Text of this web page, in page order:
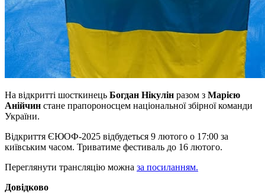
На відкритті шосткинець Богдан Нікулін разом з Марією
Анійчин стане прапороносцем національної збірної команди
України.
Відкриття ЄЮОФ-2025 відбудеться 9 лютого о 17:00 за
київським часом. Триватиме фестиваль до 16 лютого.
Переглянути трансляцію можна за посиланням.
Довідково